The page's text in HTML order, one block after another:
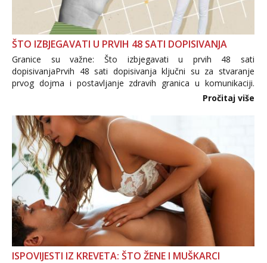
ŠTO IZBJEGAVATI U PRVIH 48 SATI DOPISIVANJA
Granice su važne: Što izbjegavati u prvih 48 sati
dopisivanjaPrvih 48 sati dopisivanja ključni su za stvaranje
prvog dojma i postavljanje zdravih granica u komunikaciji.
Važno je izbjeći prebrzo otkrivanje osobnih ili intimnih
informacija, jer nepoznata osoba još nije zaslužila to
povjerenje. Takođe...
Pročitaj više
ISPOVIJESTI IZ KREVETA: ŠTO ŽENE I MUŠKARCI